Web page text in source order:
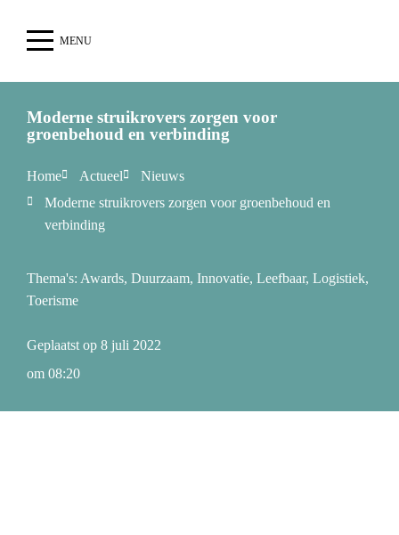
MENU
Moderne struikrovers zorgen voor
groenbehoud en verbinding
Home Actueel
Nieuws
Moderne struikrovers zorgen voor groenbehoud en
verbinding
Geplaatst op 8 juli 2022
om 08:20
Thema's: Awards, Duurzaam, Innovatie, Leefbaar, Logistiek,
Toerisme